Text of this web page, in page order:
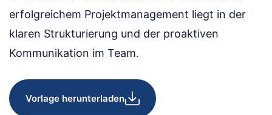
erfolgreichem Projektmanagement liegt in der
klaren Strukturierung und der proaktiven
Kommunikation im Team.
Vorlage herunterladen